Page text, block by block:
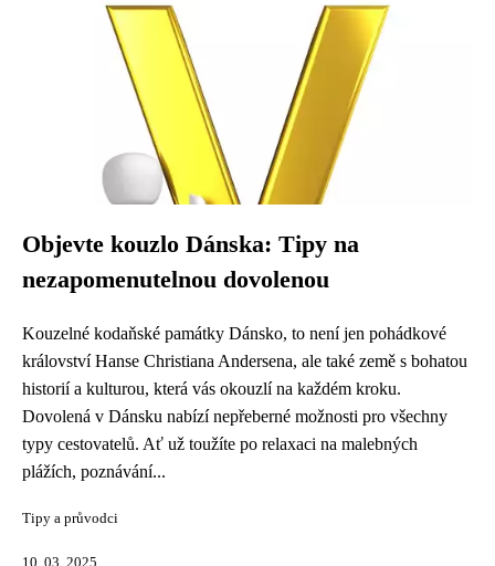
Objevte kouzlo Dánska: Tipy na
nezapomenutelnou dovolenou
Kouzelné kodaňské památky Dánsko, to není jen pohádkové
království Hanse Christiana Andersena, ale také země s bohatou
historií a kulturou, která vás okouzlí na každém kroku.
Dovolená v Dánsku nabízí nepřeberné možnosti pro všechny
typy cestovatelů. Ať už toužíte po relaxaci na malebných
plážích, poznávání...
Tipy a průvodci
10. 03. 2025